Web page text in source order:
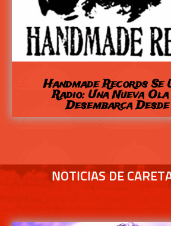
Handmade Records Se
Radio: Una Nueva
Desembarca
NOTICIAS DE